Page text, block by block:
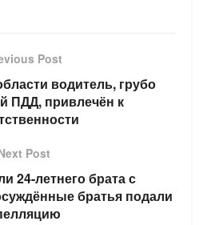
Post
водитель, грубо
ПДД, привлечён к
Post
24-летнего брата с
братья подали